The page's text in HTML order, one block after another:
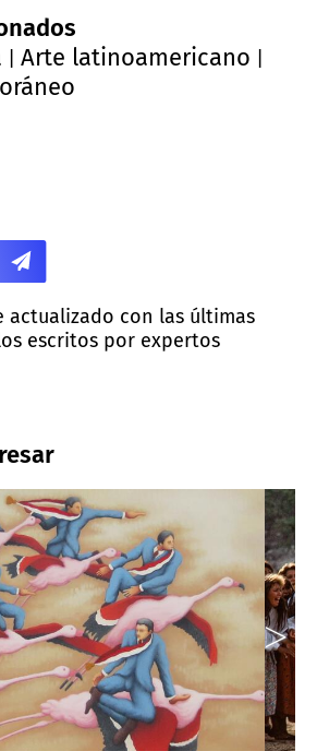
Arte latinoamericano
actualizado con las últimas
escritos por expertos